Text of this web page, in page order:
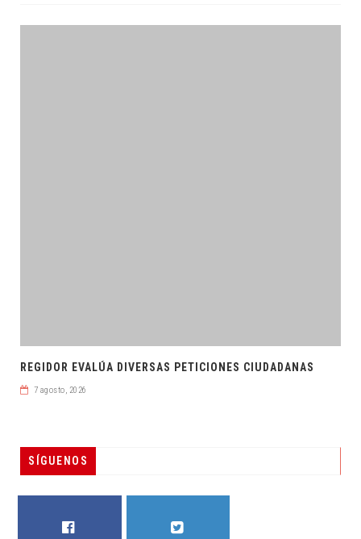
REGIDOR EVALÚA DIVERSAS PETICIONES CIUDADANAS
7 agosto, 2026
SÍGUENOS